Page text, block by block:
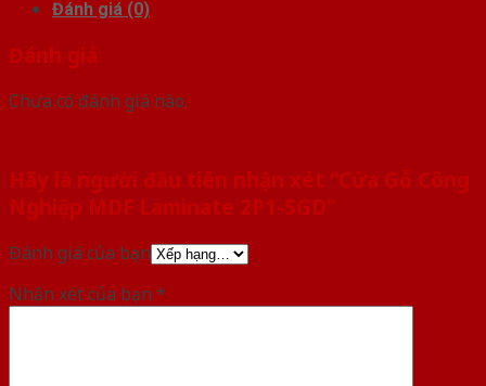
Đánh giá (0)
Đánh giá
Chưa có đánh giá nào.
Hãy là người đầu tiên nhận xét “Cửa Gỗ Công
Nghiệp MDF Laminate 2P1-SGD”
Đánh giá của bạn
Nhận xét của bạn *